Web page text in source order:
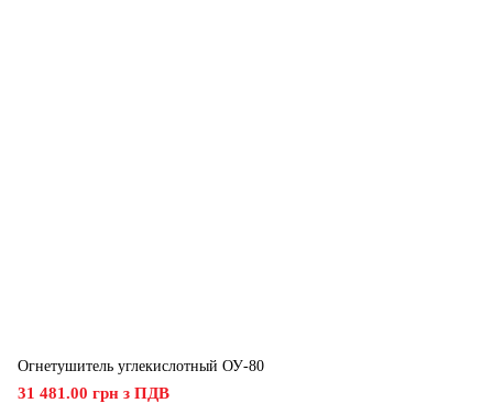
Огнетушитель углекислотный ОУ-80
31 481.00 грн з ПДВ